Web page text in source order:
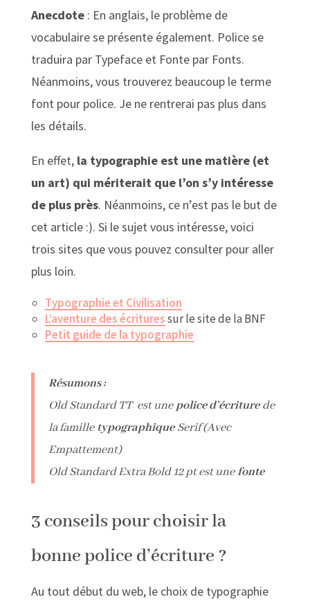
Anecdote: En anglais, le problème de
vocabulaire se présente également. Police se
traduira par Typeface et Fonte par Fonts.
Néanmoins, vous trouverez beaucoup le terme
font pour police. Je ne rentrerai pas plus dans
les détails.
En effet, la typographie est une matière (et
un art) qui mériterait que l’on s’y intéresse
de plus près. Néanmoins, ce n’est pas le but de
cet article :). Si le sujet vous intéresse, voici
trois sites que vous pouvez consulter pour aller
plus loin.
Typographie et Civilisation
L’aventure des écrituressur le site de la BNF
Petit guide de la typographie
Résumons :
Old Standard TT est unepolice d’écriturede
la famille typographiqueSerif (Avec
Empattement)
Old Standard Extra Bold 12 pt est unefonte
3 conseils pour choisir la
bonne police d’écriture ?
Au tout début du web, le choix de typographie